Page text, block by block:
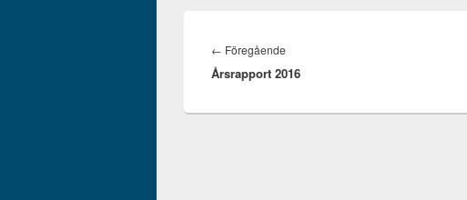
← Föregående
inlägg:
Årsrapport 2016